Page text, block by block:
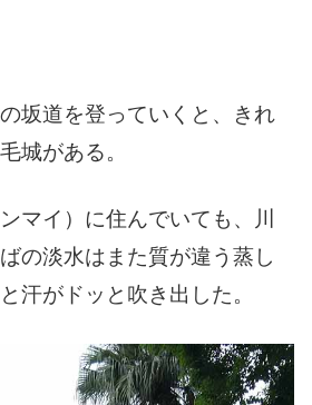
坂道を登っていくと、きれ
城がある。
マイ）に住んでいても、川
の淡水はまた質が違う蒸し
汗がドッと吹き出した。